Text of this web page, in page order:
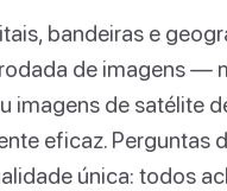
bandeiras e
de imagens —
imagens de satélite
eficaz. Perguntas
única: todos